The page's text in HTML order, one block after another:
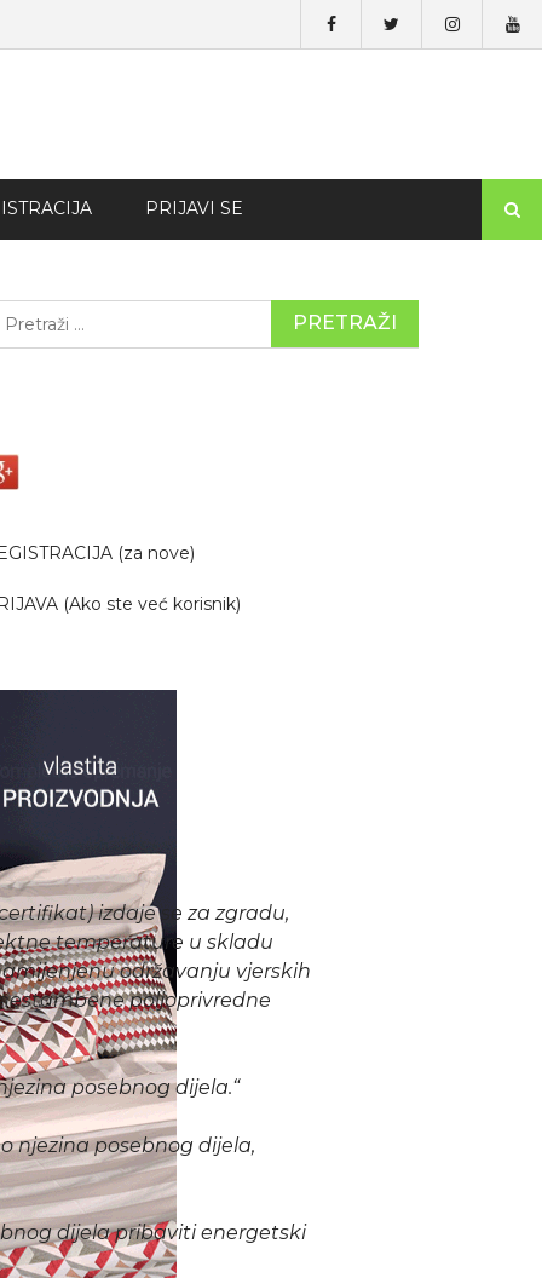
PRIJAVI SE
izdaje se za zgradu,
temperature u skladu
održavanju vjerskih
poljoprivredne
posebnog dijela.“
njezina posebnog dijela,
dijela pribaviti energetski
(za nove)
(Ako ste već korisnik)